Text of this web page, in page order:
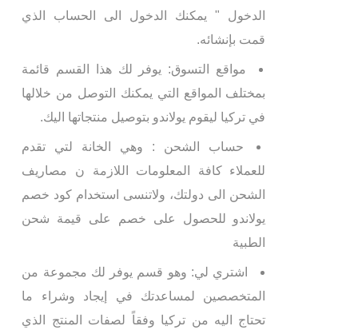
الدخول " يمكنك الدخول الى الحساب الذي
قمت بإنشائه.
مواقع التسوق: يوفر لك هذا القسم قائمة
بمختلف المواقع التي يمكنك التوصل من خلالها
في تركيا ليقوم يولاندو بتوصيل منتجاتها اليك.
حساب الشحن : وهي الخانة لتي تقدم
للعملاء كافة المعلومات اللازمة ن مصاريف
الشحن الى دولتك، ولاتنسى استخدام كود خصم
يولاندو للحصول على خصم على قيمة شحن
الطبية
اشتري لي: وهو قسم يوفر لك مجموعة من
المتخصصين لمساعدتك في إيجاد وشراء ما
تحتاج اليه من تركيا وفقاً لصفات المنتج الذي